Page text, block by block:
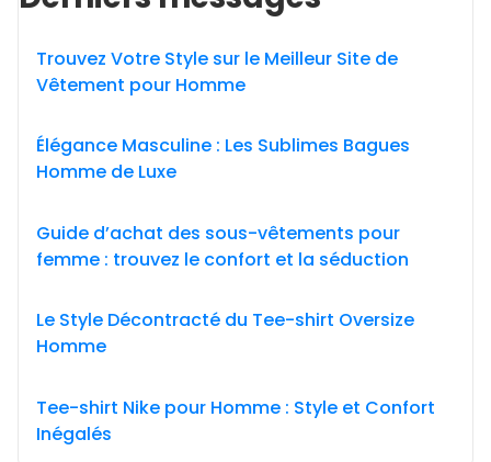
Trouvez Votre Style sur le Meilleur Site de
Vêtement pour Homme
Élégance Masculine : Les Sublimes Bagues
Homme de Luxe
Guide d’achat des sous-vêtements pour
femme : trouvez le confort et la séduction
Le Style Décontracté du Tee-shirt Oversize
Homme
Tee-shirt Nike pour Homme : Style et Confort
Inégalés